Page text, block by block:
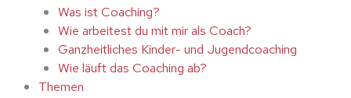
Was ist Coaching?
Wie arbeitest du mit mir als Coach?
Ganzheitliches Kinder- und Jugendcoaching
Wie läuft das Coaching ab?
Themen